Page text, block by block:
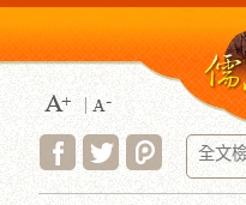
到
主
要
內
容
區